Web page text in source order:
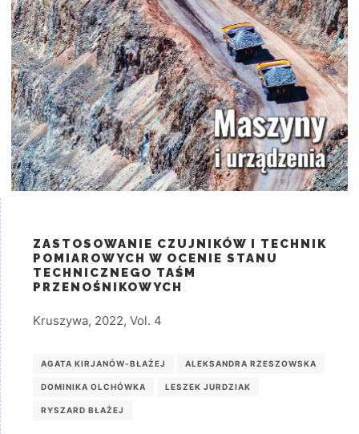
ZASTOSOWANIE CZUJNIKÓW I TECHNIK
POMIAROWYCH W OCENIE STANU
TECHNICZNEGO TAŚM
PRZENOŚNIKOWYCH
Kruszywa, 2022, Vol. 4
AGATA KIRJANÓW-BŁAŻEJ ALEKSANDRA RZESZOWSKA
DOMINIKA OLCHÓWKA LESZEK JURDZIAK
RYSZARD BŁAŻEJ